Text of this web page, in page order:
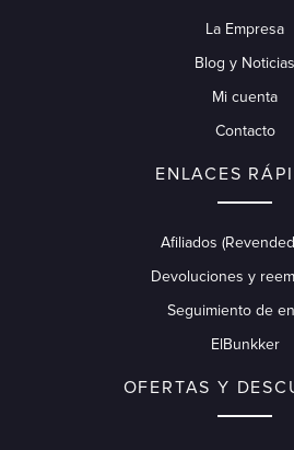
La Empresa
Blog y Noticias
Mi cuenta
Contacto
ENLACES
Afiliados
Devoluciones y
Seguimiento de
ElBunkker
OFERTAS Y